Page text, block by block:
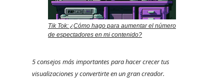
Tik Tok: ¿Cómo hago para aumentar el número
de espectadores en mi contenido?
5 consejos más importantes para hacer crecer tus
visualizaciones y convertirte en un gran creador.